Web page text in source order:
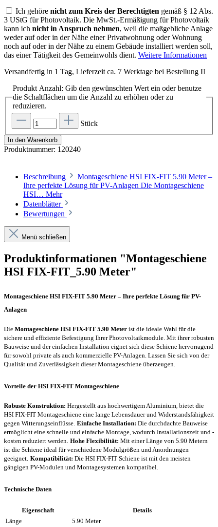
Ich gehöre nicht zum Kreis der Berechtigten gemäß § 12 Abs.
3 UStG für Photovoltaik. Die MwSt.-Ermäßigung für Photovoltaik
kann ich nicht in Anspruch nehmen, weil die maßgebliche Anlage
weder auf oder in der Nähe einer Privatwohnung oder Wohnung
noch auf oder in der Nähe zu einem Gebäude installiert werden soll,
das einer Tätigkeit des Gemeinwohls dient. Weitere Informationen
Versandfertig in 1 Tag, Lieferzeit ca. 7 Werktage bei Bestellung II
Produkt Anzahl: Gib den gewünschten Wert ein oder benutze
die Schaltflächen um die Anzahl zu erhöhen oder zu
reduzieren.
Stück
In den Warenkorb
Produktnummer: 120240
Beschreibung
Montageschiene HSI FIX-FIT 5.90 Meter –
Ihre perfekte Lösung für PV-Anlagen Die Montageschiene
HSI… Mehr
Datenblätter
Bewertungen
Menü schließen
Produktinformationen "Montageschiene
HSI FIX-FIT_5.90 Meter"
Montageschiene HSI FIX-FIT 5.90 Meter – Ihre perfekte Lösung für PV-
Anlagen
Die Montageschiene HSI FIX-FIT 5.90 Meter ist die ideale Wahl für die
sichere und effiziente Befestigung Ihrer Photovoltaikmodule. Mit ihrer robusten
Bauweise und der einfachen Installation eignet sich diese Schiene hervorragend
für sowohl private als auch kommerzielle PV-Anlagen. Lassen Sie sich von der
Qualität und Zuverlässigkeit dieser Montageschiene überzeugen.
Vorteile der HSI FIX-FIT Montageschiene
Robuste Konstruktion: Hergestellt aus hochwertigem Aluminium, bietet die
HSI FIX-FIT Montageschiene eine lange Lebensdauer und Widerstandsfähigkeit
gegen Witterungseinflüsse. Einfache Installation: Die durchdachte Bauweise
ermöglicht eine schnelle und einfache Montage, wodurch Installationszeit und -
kosten reduziert werden. Hohe Flexibilität: Mit einer Länge von 5.90 Metern
ist die Schiene ideal für verschiedene Modulgrößen und Anordnungen
geeignet. Kompatibilität: Die HSI FIX-FIT Schiene ist mit den meisten
gängigen PV-Modulen und Montagesystemen kompatibel.
Technische Daten
Eigenschaft
Details
Länge
5.90 Meter